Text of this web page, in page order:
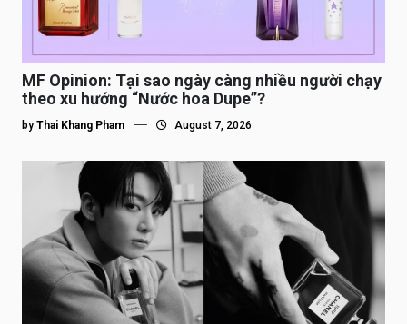
MF Opinion: Tại sao ngày càng nhiều người chạy
theo xu hướng “Nước hoa Dupe”?
by Thai Khang Pham August 7, 2026